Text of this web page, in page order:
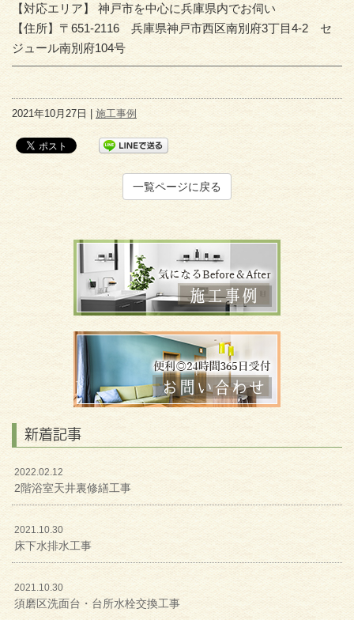
【対応エリア】 神戸市を中心に兵庫県内でお伺い
【住所】〒651-2116 兵庫県神戸市西区南別府3丁目4-2 セ
ジュール南別府104号
2021年10月27日 | 施工事例
一覧ページに戻る
新着記事
2022.02.12
2階浴室天井裏修繕工事
2021.10.30
床下水排水工事
2021.10.30
須磨区洗面台・台所水栓交換工事